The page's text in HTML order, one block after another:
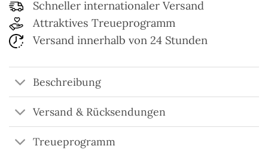
Schneller internationaler Versand
Attraktives Treueprogramm
Versand innerhalb von 24 Stunden
Beschreibung
Versand & Rücksendungen
Treueprogramm